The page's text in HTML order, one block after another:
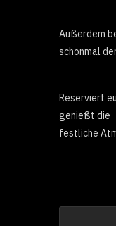
Außerdem
schonmal
Reserviert
genießt die
festliche